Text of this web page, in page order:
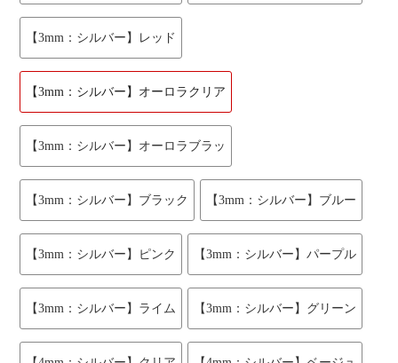
【3mm：シルバー】レッド
【3mm：シルバー】オーロラクリア
【3mm：シルバー】オーロラブラッ
【3mm：シルバー】ブラック 【3mm：シルバー】ブルー
【3mm：シルバー】ピンク 【3mm：シルバー】パープル
【3mm：シルバー】ライム 【3mm：シルバー】グリーン